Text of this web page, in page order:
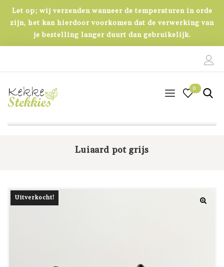
Let op; wij verzenden wanneer de temperaturen in orde
zijn, het kan hierdoor voorkomen dat de verwerking van
je bestelling langer duurt dan gebruikelijk.
0
0
Luiaard pot grijs
Uitverkocht!